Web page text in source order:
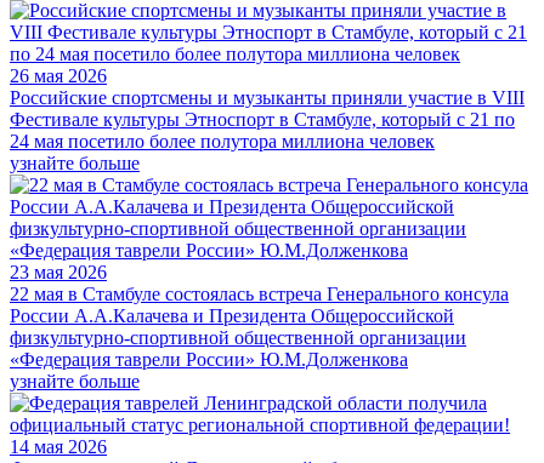
26 мая 2026
Российские спортсмены и музыканты приняли участие в VIII
Фестивале культуры Этноспорт в Стамбуле, который с 21 по
24 мая посетило более полутора миллиона человек
узнайте больше
23 мая 2026
22 мая в Стамбуле состоялась встреча Генерального консула
России А.А.Калачева и Президента Общероссийской
физкультурно-спортивной общественной организации
«Федерация таврели России» Ю.М.Долженкова
узнайте больше
14 мая 2026